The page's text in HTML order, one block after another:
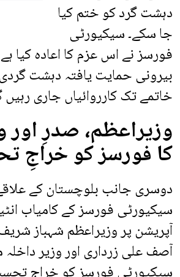
دہشت گرد کو ختم کیا
جا سکے۔ سیکیورٹی
فورسز نے اس عزم کا اعادہ کیا
بیرونی حمایت یافتہ دہشت
خاتمے تک کارروائیاں جاری
وزیراعظم، صدرِ اور
کا فورسز کو خراجِ
دوسری جانب بلوچستان کے
سیکیورٹی فورسز کے کامیاب
آپریشن پر وزیراعظم شہباز
آصف علی زرداری اور وزیر